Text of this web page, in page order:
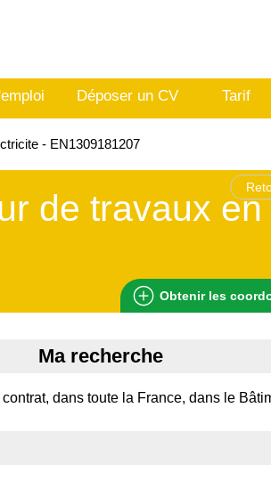
Déposer un CV Tarif
- EN1309181207
de travaux en
Obtenir les
Ma recherche
dans toute la France, dans le